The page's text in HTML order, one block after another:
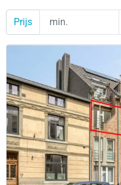
Prijs